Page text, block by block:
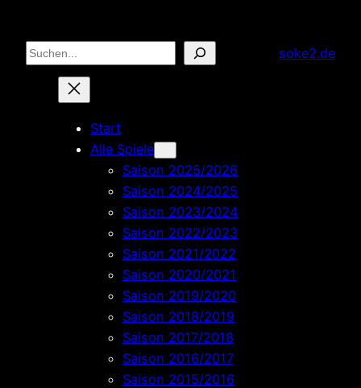
Inhalt
springen
Suchen soke2.de
Start
Alle Spiele
Saison 2025/2026
Saison 2024/2025
Saison 2023/2024
Saison 2022/2023
Saison 2021/2022
Saison 2020/2021
Saison 2019/2020
Saison 2018/2019
Saison 2017/2018
Saison 2016/2017
Saison 2015/2016